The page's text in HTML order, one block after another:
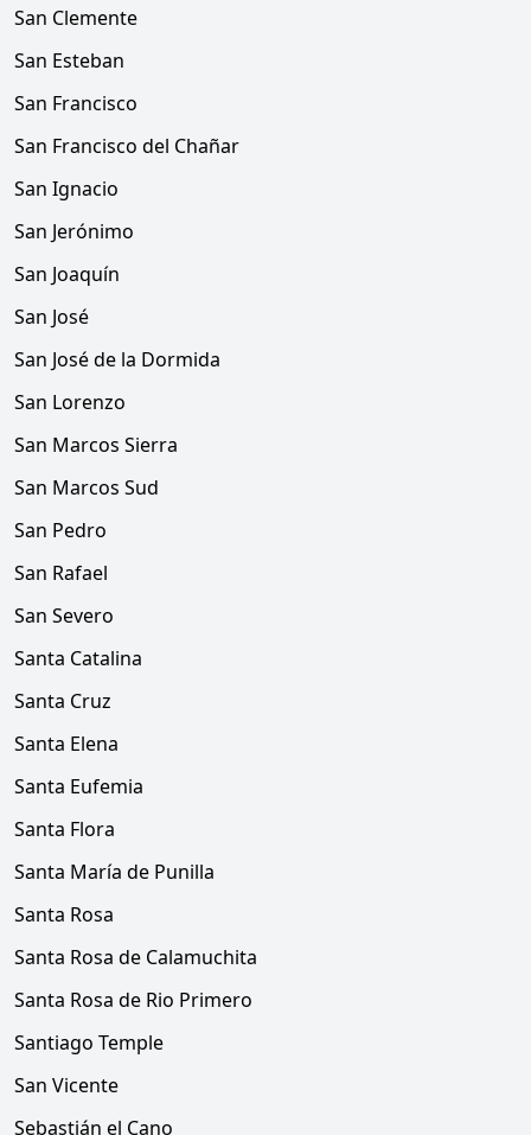
San Clemente
San Esteban
San Francisco
San Francisco del Chañar
San Ignacio
San Jerónimo
San Joaquín
San José
San José de la Dormida
San Lorenzo
San Marcos Sierra
San Marcos Sud
San Pedro
San Rafael
San Severo
Santa Catalina
Santa Cruz
Santa Elena
Santa Eufemia
Santa Flora
Santa María de Punilla
Santa Rosa
Santa Rosa de Calamuchita
Santa Rosa de Rio Primero
Santiago Temple
San Vicente
Sebastián el Cano